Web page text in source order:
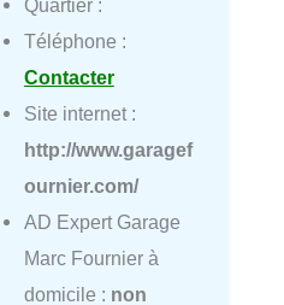
Quartier :
Téléphone :
Contacter
Site internet :
http://www.garagef
ournier.com/
AD Expert Garage
Marc Fournier à
domicile : non